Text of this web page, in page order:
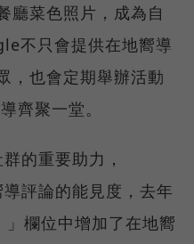
廳菜色照片，成為自
不只會提供在地嚮導
，也會定期舉辦活動
齊聚一堂。
的重要助力，
評論的能見度，去年
欄位中增加了在地嚮